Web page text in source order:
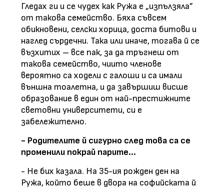
Гледах ги и се чудех как Ружа е „изпълзяла”
от такова семейство. Бяха съвсем
обикновени, селски хорица, доста битови и
наглед сърдечни. Така или иначе, тогава й се
възхитих – все пак, за да тръгнеш от
такова семейство, чиито членове
вероятно са ходели с галоши и са имали
външна тоалетна, и да завършиш висше
образование в един от най-престижните
световни университети, си е
забележително.
- Родителите й сигурно след това са се
променили покрай парите...
- Не бих казала. На 35-ия рожден ден на
Ружа, който беше в двора на софийската й